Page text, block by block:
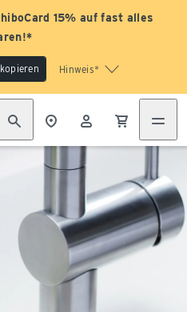
15% auf fast alles
Hinweis*